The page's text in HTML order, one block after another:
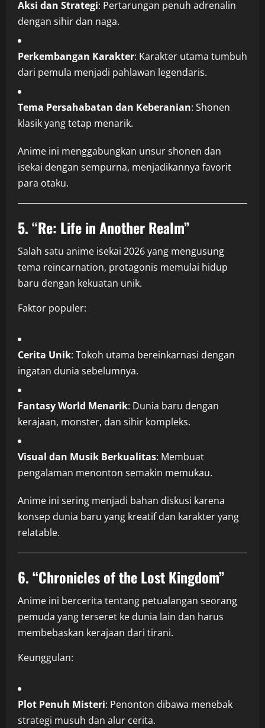
Aksi dan Strategi: Pertarungan penuh adrenalin
dengan sihir dan naga.
Perkembangan Karakter: Karakter utama tumbuh
dari pemula menjadi pahlawan legendaris.
Tema Persahabatan dan Keberanian: Shonen
klasik yang tetap menarik.
Anime ini menggabungkan unsur shonen dan
isekai dengan sempurna, menjadikannya favorit
para otaku.
5.“Re: Life in Another Realm”
Salah satu anime isekai 2026 yang mengusung
tema reincarnation, protagonis memulai hidup
baru dengan kekuatan unik.
Faktor populer:
Cerita Unik: Tokoh utama bereinkarnasi dengan
ingatan dunia sebelumnya.
Fantasy World Menarik: Dunia baru dengan
kerajaan, monster, dan sihir kompleks.
Visual dan Musik Berkualitas: Membuat
pengalaman menonton semakin memukau.
Anime ini sering menjadi bahan diskusi karena
konsep dunia baru yang kreatif dan karakter yang
relatable.
6.“Chronicles of the Lost Kingdom”
Anime ini bercerita tentang petualangan seorang
pemuda yang terseret ke dunia lain dan harus
membebaskan kerajaan dari tirani.
Keunggulan:
Plot Penuh Misteri: Penonton dibawa menebak
strategi musuh dan alur cerita.